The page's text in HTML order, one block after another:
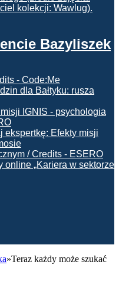
Bazyliszek
dla Bałtyku: rusza
ekspertkę: Efekty misji
online „Kariera w sektorze
»Teraz każdy może szukać